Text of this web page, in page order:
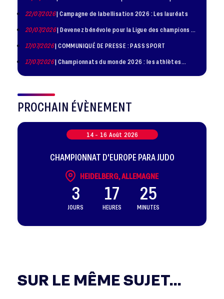
22/07/2026| Campagne de labellisation 2026 : Les lauréats
20/07/2026| Devenez bénévole pour la Ligue des champions de
17/07/2026| COMMUNIQUÉ DE PRESSE : PASS SPORT
17/07/2026| Championnats du monde 2026 : les athlètes
PROCHAIN ÉVÈNEMENT
14 - 16 Août 2026
CHAMPIONNAT D'EUROPE PARA JUDO
HEIDELBERG, ALLEMAGNE
3
JOURS
17
HEURES
25
MINUTES
SUR LE MÊME SUJET...